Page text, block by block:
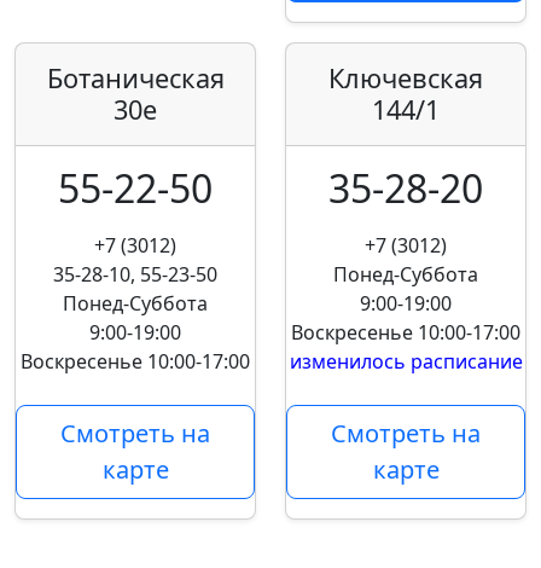
Ботаническая
30е
55-22-50
+7 (3012)
35-28-10, 55-23-50
Понед-Суббота
9:00-19:00
Воскресенье 10:00-17:00
Смотреть на
карте
Ключевская
144/1
35-28-20
+7 (3012)
Понед-Суббота
9:00-19:00
Воскресенье 10:00-17:00
изменилось расписание
Смотреть на
карте